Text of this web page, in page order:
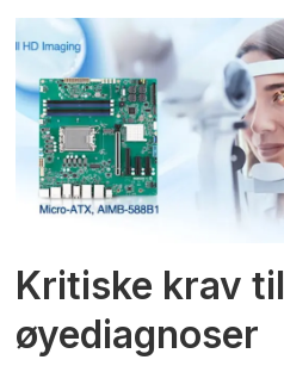
Kritiske krav til
øyediagnoser